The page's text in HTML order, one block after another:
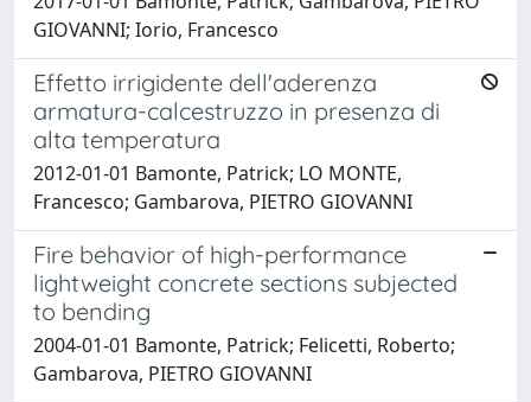
GIOVANNI; Iorio, Francesco
Effetto irrigidente dell'aderenza
armatura-calcestruzzo in presenza di
alta temperatura
2012-01-01 Bamonte, Patrick; LO MONTE,
Francesco; Gambarova, PIETRO GIOVANNI
Fire behavior of high-performance
lightweight concrete sections subjected
to bending
2004-01-01 Bamonte, Patrick; Felicetti, Roberto;
Gambarova, PIETRO GIOVANNI